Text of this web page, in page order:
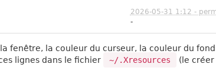
2026-05-31 1:12 -
-
fenêtre, la couleur du curseur, la couleur du
lignes dans le fichier
~/.Xresources
(le créer